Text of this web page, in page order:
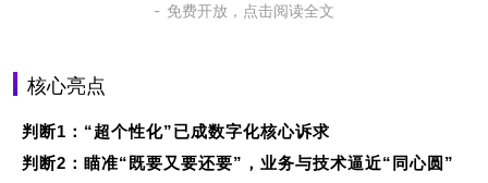
免费开放，点击阅读全文
核心亮点
判断1：“超个性化”已成数字化核心诉求
判断2：瞄准“既要又要还要”，业务与技术逼近“同心圆”